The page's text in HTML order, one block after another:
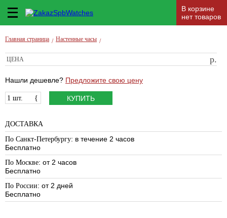
Главная страница / Настенные часы /
ЦЕНА р.
Нашли дешевле? Предложите свою цену
{
1 шт. КУПИТЬ
ДОСТАВКА
По Санкт-Петербургу: в течение 2 часов
Бесплатно
По Москве: от 2 часов
Бесплатно
По России: от 2 дней
Бесплатно
В корзине
нет товаров